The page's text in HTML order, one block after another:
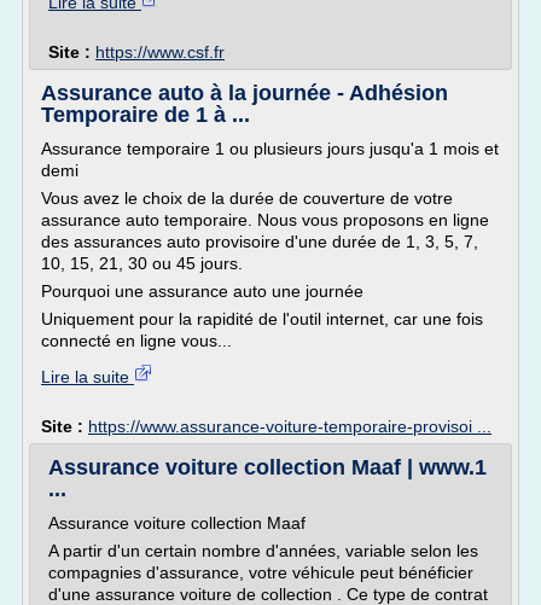
Site : https://www.csf.fr
Assurance auto à la journée - Adhésion
Temporaire de 1 à ...
Assurance temporaire 1 ou plusieurs jours jusqu'a 1 mois et
demi
Vous avez le choix de la durée de couverture de votre
assurance auto temporaire. Nous vous proposons en ligne
des assurances auto provisoire d'une durée de 1, 3, 5, 7,
10, 15, 21, 30 ou 45 jours.
Pourquoi une assurance auto une journée
Uniquement pour la rapidité de l'outil internet, car une fois
connecté en ligne vous...
Lire la suite
Site : https://www.assurance-voiture-temporaire-provisoi ...
Assurance voiture collection Maaf | www.1
...
Assurance voiture collection Maaf
A partir d'un certain nombre d'années, variable selon les
compagnies d'assurance, votre véhicule peut bénéficier
d'une assurance voiture de collection . Ce type de contrat